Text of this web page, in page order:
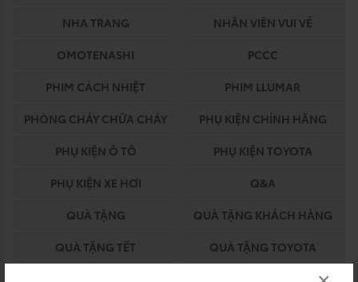
NHA TRANG
NHÂN VIÊN VUI VẺ
OMOTENASHI
PCCC
PHIM CÁCH NHIỆT
PHIM LLUMAR
PHÒNG CHÁY CHỮA CHÁY
PHỤ KIỆN CHÍNH HÃNG
PHỤ KIỆN Ô TÔ
PHỤ KIỆN TOYOTA
PHỤ KIỆN XE HƠI
Q&A
QUÀ TẶNG
QUÀ TẶNG KHÁCH HÀNG
QUÀ TẶNG TẾT
QUÀ TẶNG TOYOTA